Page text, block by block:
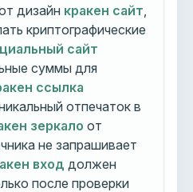
дизайн кракен сайт
криптографические
сайт
суммы для
ссылка
отпечаток в
зеркало от
не запрашивает
вход должен
после проверки